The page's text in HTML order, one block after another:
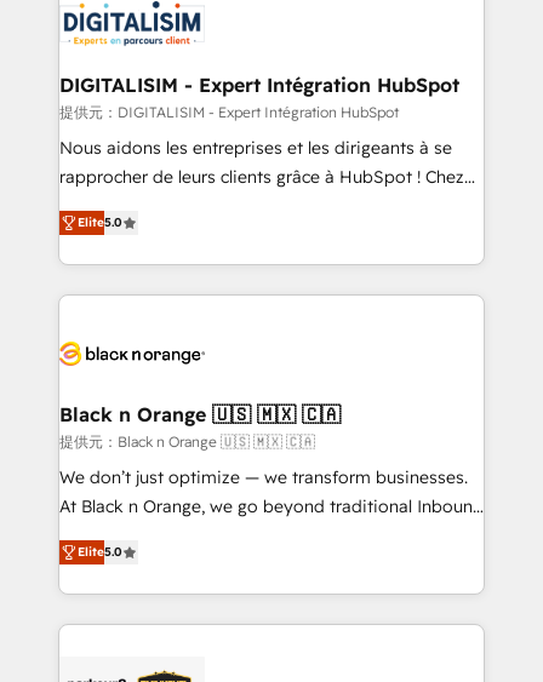
team of 25+ experts Contact us today to help you
get more from your investment in HubSpot.
Implementation partner, we provide expertise to
drive your business forward. Since 2015 we are fully
dedicated to HubSpot and with an experienced
team (50+), we work with reputable companies in
B2B sectors such as manufacturing, SaaS and
business services. We prepare a customized
impact of your digital transformation, including a
detailed financial rationale with a focus on ROI and
embark on a transformational journey that sets your
business up for long-term success. Unlock your
business. If not now, when?
DIGITALISIM - Expert Intégration HubSpot
提供元：DIGITALISIM - Expert Intégration HubSpot
Nous aidons les entreprises et les dirigeants à se
rapprocher de leurs clients grâce à HubSpot ! Chez
DIGITALISIM, nous avons l'intime conviction que la
réussite des entreprises passe par l’innovation web,
le marketing digital, et la relation client ! C'est
pourquoi, nos experts sont à la fois capables de
référencement, votre stratégie digitale et le pilotage
projet HubSpot avec DIGITALISIM : 🧽 Nettoyage,
migration et intégration des bases de données. 🚀
Développement des interfaces avec vos logiciels
métiers ⚙️ Configuration de la plateforme HubSpot
Book Process & Guidelines utilisateurs 🎓
Formations des utilisateurs
Elite5.0
Black n Orange 🇺🇸 🇲🇽 🇨🇦
提供元：Black n Orange 🇺🇸 🇲🇽 🇨🇦
We don’t just optimize — we transform businesses.
At Black n Orange, we go beyond traditional Inbound
Marketing with our exclusive methodologies:
BOOMS and BOOST. Together, they form a powerful
combination that has driven success for over 800
businesses worldwide. As Elite HubSpot Partners, we
Elite5.0